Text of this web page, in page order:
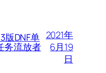
版DNF单
务流放者
2021年
6月19
日